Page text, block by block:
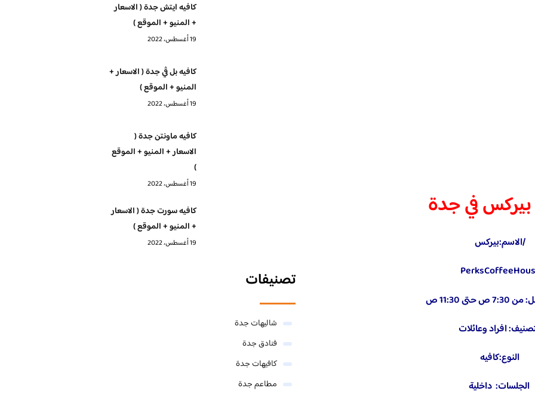
بيركس في جدة
/الاسم:بيركس
11:30 ص
افراد وعائلات
النوع:كافيه
الجلسات: داخلية
كافيه ايتش جدة ( الاسعار
+ المنيو + الموقع )
19 أغسطس، 2022
كافيه بل ڤي جدة ( الاسعار +
المنيو + الموقع )
19 أغسطس، 2022
كافيه ماونتن جدة (
الاسعار + المنيو + الموقع
)
19 أغسطس، 2022
كافيه سورت جدة ( الاسعار
+ المنيو + الموقع )
19 أغسطس، 2022
تصنيفات
شاليهات جدة
فنادق جدة
كافيهات جدة
مطاعم جدة